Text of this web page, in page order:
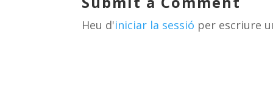
s m te
ix
Heu d'iniciar la sessió per escriure